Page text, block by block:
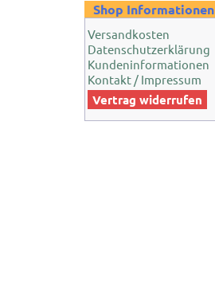
Shop Informationen
Versandkosten
Datenschutzerklärung
Kundeninformationen
Kontakt / Impressum
Vertrag widerrufen